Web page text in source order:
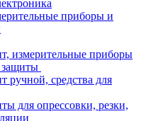
приборы и
измерительные приборы
защиты
ручной, средства для
для опрессовки, резки,